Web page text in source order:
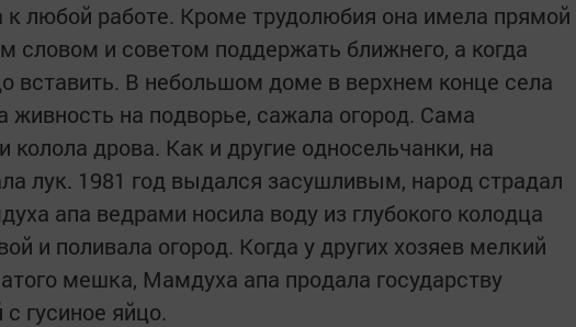
к любой работе. Кроме трудолюбия она имела прямой
словом и советом поддержать ближнего, а когда
вставить. В небольшом доме в верхнем конце села
живность на подворье, сажала огород. Сама
колола дрова. Как и другие односельчанки, на
лук. 1981 год выдался засушливым, народ страдал
апа ведрами носила воду из глубокого колодца
и поливала огород. Когда у других хозяев мелкий
мешка, Мамдуха апа продала государству
гусиное яйцо.